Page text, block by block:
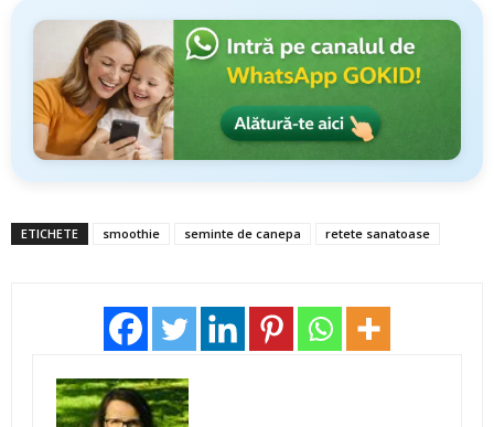
ETICHETE smoothie seminte de canepa retete sanatoase